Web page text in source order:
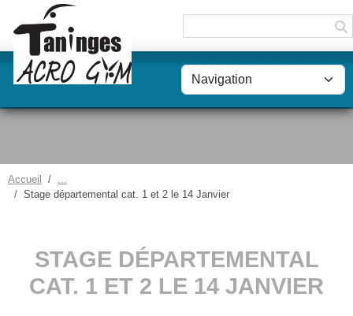
Accueil
Stage départemental cat. 1 et 2 le 14 Janvier
STAGE DÉPARTEMENTAL
CAT. 1 ET 2 LE 14 JANVIER
Panneau de gestion des cookies